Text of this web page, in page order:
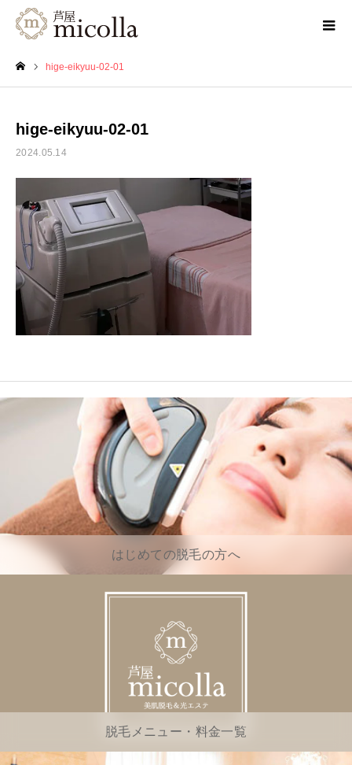
hige-eikyuu-02-01
hige-eikyuu-02-01
2024.05.14
はじめての脱毛の方へ
脱毛メニュー・料金一覧